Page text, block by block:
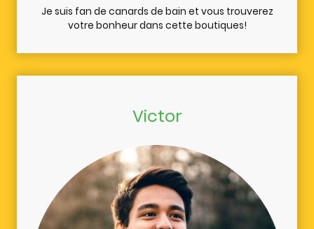
Je suis fan de canards de bain et vous trouverez
votre bonheur dans cette boutiques!
Victor